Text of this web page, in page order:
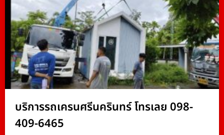
บริการรถเครนศรีนครินทร์ โทรเลย 098-
409-6465